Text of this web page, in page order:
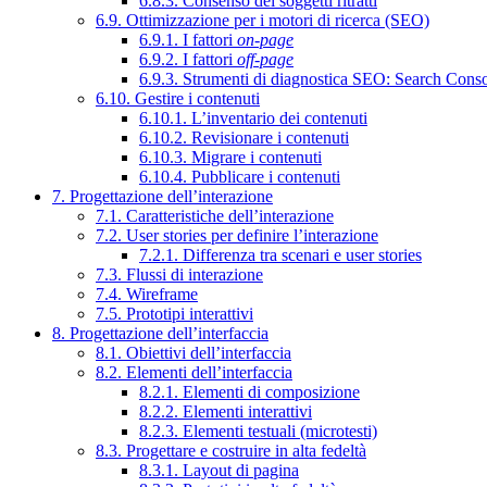
6.9. Ottimizzazione per i motori di ricerca (SEO)
6.9.1. I fattori on-page
6.9.2. I fattori off-page
6.9.3. Strumenti di diagnostica SEO: Search
6.10. Gestire i contenuti
6.10.1. L’inventario dei contenuti
6.10.2. Revisionare i contenuti
6.10.3. Migrare i contenuti
6.10.4. Pubblicare i contenuti
7. Progettazione dell’interazione
7.1. Caratteristiche dell’interazione
7.2. User stories per definire l’interazione
7.2.1. Differenza tra scenari e user stories
7.3. Flussi di interazione
7.4. Wireframe
7.5. Prototipi interattivi
8. Progettazione dell’interfaccia
8.1. Obiettivi dell’interfaccia
8.2. Elementi dell’interfaccia
8.2.1. Elementi di composizione
8.2.2. Elementi interattivi
8.2.3. Elementi testuali (microtesti)
8.3. Progettare e costruire in alta fedeltà
8.3.1. Layout di pagina